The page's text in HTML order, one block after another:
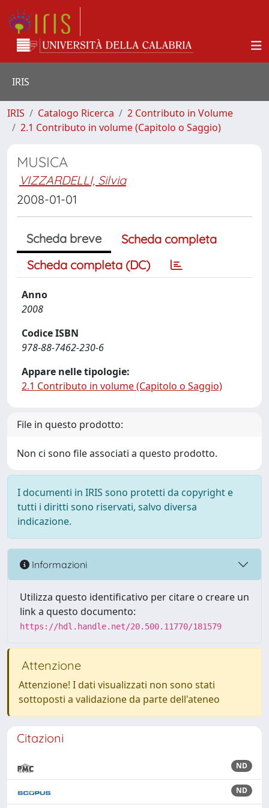
IRIS
IRIS Catalogo Ricerca
2 Contributo in Volume
2.1 Contributo in volume (Capitolo o Saggio)
MUSICA
VIZZARDELLI, Silvia
2008-01-01
Scheda breve
Scheda completa
Scheda completa (DC)
Anno
2008
Codice ISBN
978-88-7462-230-6
Appare nelle tipologie:
2.1 Contributo in volume (Capitolo o Saggio)
File in questo prodotto:
Non ci sono file associati a questo prodotto.
I documenti in IRIS sono protetti da copyright e
tutti i diritti sono riservati, salvo diversa
indicazione.
Informazioni
Utilizza questo identificativo per citare o creare un
link a questo documento:
https://hdl.handle.net/20.500.11770/181579
Attenzione
Attenzione! I dati visualizzati non sono stati
sottoposti a validazione da parte dell'ateneo
Citazioni
ND
ND